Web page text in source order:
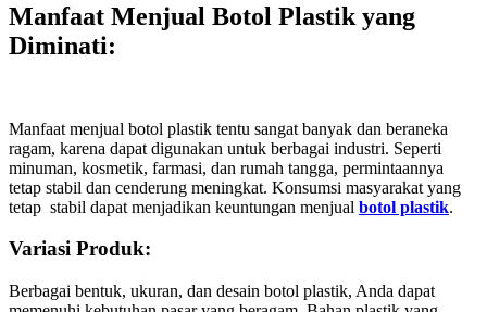
Manfaat Menjual Botol Plastik yang
Diminati:
Manfaat menjual botol plastik tentu sangat banyak dan beraneka
ragam, karena dapat digunakan untuk berbagai industri. Seperti
minuman, kosmetik, farmasi, dan rumah tangga, permintaannya
tetap stabil dan cenderung meningkat. Konsumsi masyarakat yang
tetap stabil dapat menjadikan keuntungan menjual botol plastik.
Variasi Produk:
Berbagai bentuk, ukuran, dan desain botol plastik, Anda dapat